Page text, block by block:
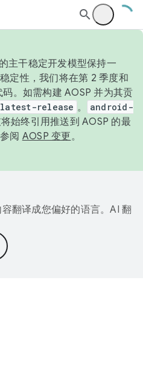
主干稳定开发模型保持一
定性，我们将在第 2 季度和
。如需构建 AOSP 并为其贡
release 。
android-
始终引用推送到 AOSP 的最
阅 AOSP 变更。
翻译成您偏好的语言。AI 翻